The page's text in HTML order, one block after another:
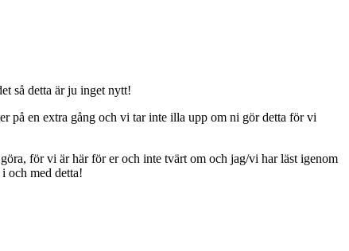
så detta är ju inget nytt!
en extra gång och vi tar inte illa upp om ni gör detta för vi
för vi är här för er och inte tvärt om och jag/vi har läst igenom
och med detta!